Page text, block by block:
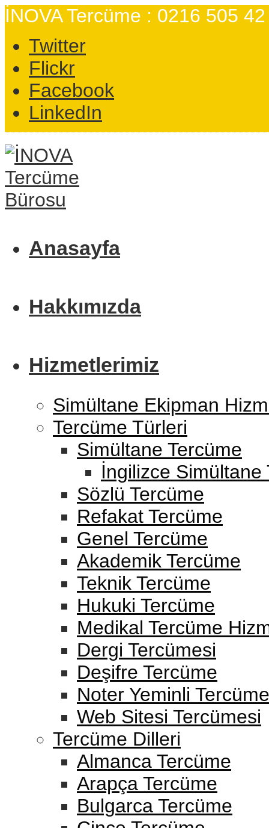
İNOVA Tercüme : 0216 505
Twitter
Flickr
Facebook
LinkedIn
Anasayfa
Hakkımızda
Hizmetlerimiz
Simültane Ekipman
Tercüme Türleri
Simültane Tercüme
İngilizce Simültane
Sözlü Tercüme
Refakat Tercüme
Genel Tercüme
Akademik Tercüme
Teknik Tercüme
Hukuki Tercüme
Medikal Tercüme
Dergi Tercümesi
Deşifre Tercüme
Noter Yeminli Tercüme
Web Sitesi Tercümesi
Tercüme Dilleri
Almanca Tercüme
Arapça Tercüme
Bulgarca Tercüme